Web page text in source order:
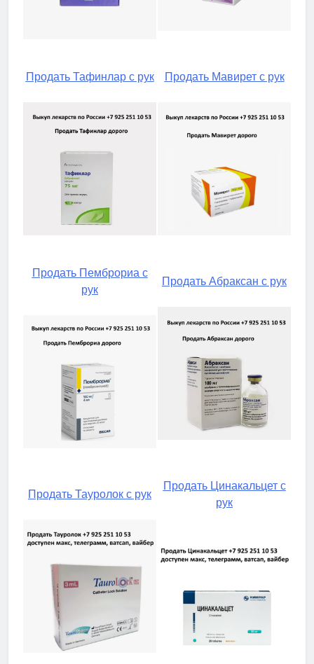
Продать Тафинлар с рук Продать Мавирет с рук
Продать Пемброриа с
рук
Продать Абраксан с рук
Продать Тауролок с рук
Продать Цинакальцет с
рук